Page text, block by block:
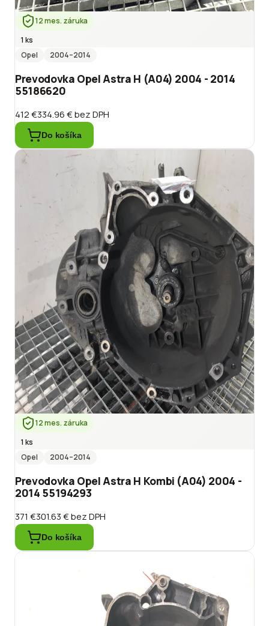
12 mes. záruka
1 ks
Opel
2004–2014
Prevodovka Opel Astra H (A04) 2004 - 2014
55186620
412 €334.96 €bez DPH
Do košíka
12 mes. záruka
1 ks
Opel
2004–2014
Prevodovka Opel Astra H Kombi (A04) 2004 -
2014 55194293
371 €301.63 €bez DPH
Do košíka